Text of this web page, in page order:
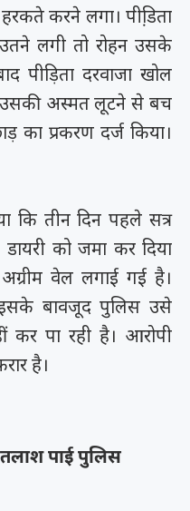
करने लगा। पीडि़ता
लगी तो रोहन उसके
पीड़िता दरवाजा खोल
उसकी अस्मत लूटने से बच
का प्रकरण दर्ज किया।
कि तीन दिन पहले सत्र
को जमा कर दिया
वेल लगाई गई है।
बावजूद पुलिस उसे
कर पा रही है। आरोपी
है।
तलाश पाई पुलिस